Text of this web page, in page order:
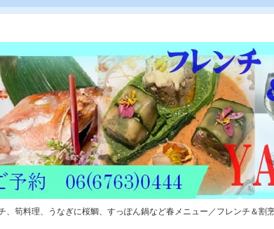
、筍料理、うなぎに桜鯛、すっぽん鍋など春メニュー／フレンチ＆割